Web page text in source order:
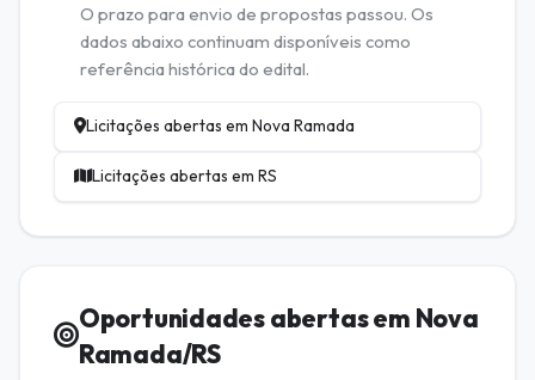
O prazo para envio de propostas passou. Os
dados abaixo continuam disponíveis como
referência histórica do edital.
Licitações abertas em Nova Ramada
Licitações abertas em RS
Oportunidades abertas em Nova
Ramada/RS